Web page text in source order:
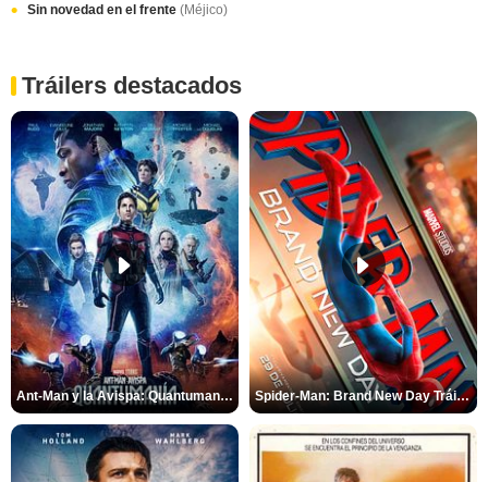
Sin novedad en el frente (Méjico)
Tráilers destacados
Ant-Man y la Avispa: Quantumanía Tráiler (2) Spider-Man: Brand New Day Tráiler (3)